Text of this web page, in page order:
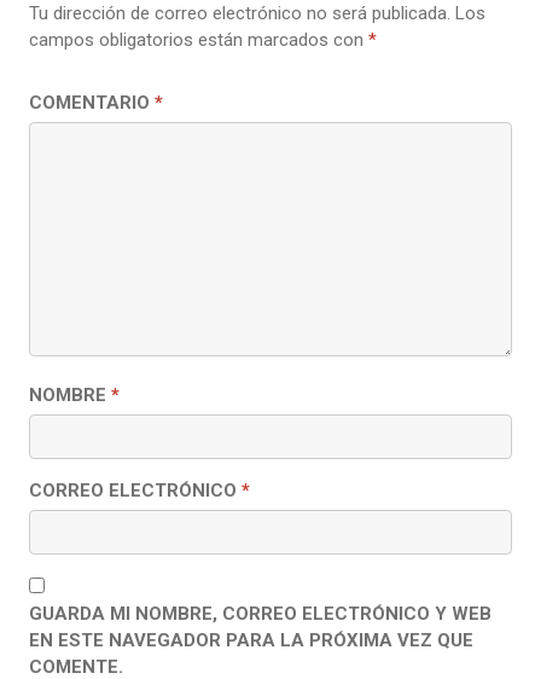
Tu dirección de correo electrónico no será publicada. Los
campos obligatorios están marcados con *
COMENTARIO *
NOMBRE *
CORREO ELECTRÓNICO *
GUARDA MI NOMBRE, CORREO ELECTRÓNICO Y WEB
EN ESTE NAVEGADOR PARA LA PRÓXIMA VEZ QUE
COMENTE.